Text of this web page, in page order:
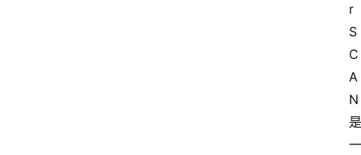
r
S
C
A
N
是
一